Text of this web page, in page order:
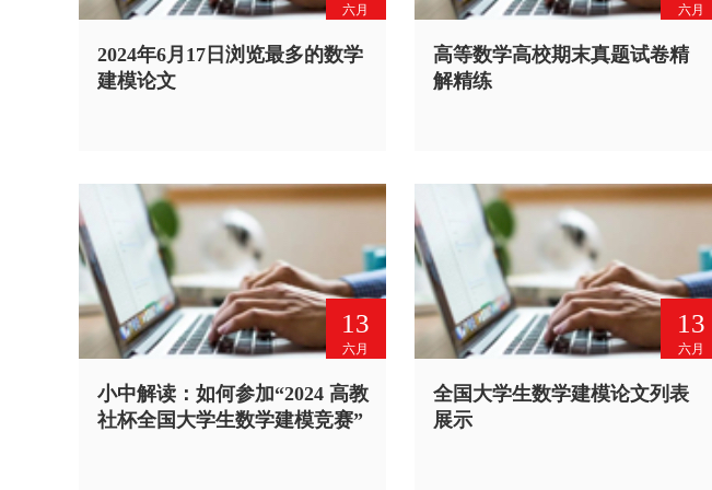
六月
2024年6月17日浏览最多的数学
建模论文
六月
高等数学高校期末真题试卷精
解精练
13
六月
小中解读：如何参加“2024 高教
社杯全国大学生数学建模竞赛”
13
六月
全国大学生数学建模论文列表
展示